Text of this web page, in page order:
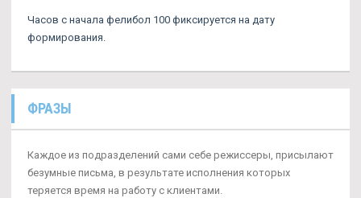
Часов с начала фелибол 100 фиксируется на дату
формирования.
ФРАЗЫ
Каждое из подразделений сами себе режиссеры, присылают
безумные письма, в результате исполнения которых
теряется время на работу с клиентами.